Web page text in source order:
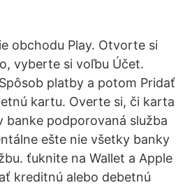
obchodu Play. Otvorte si
vyberte si voľbu Účet.
platby a potom Pridať
kartu. Overte si, či karta
banke podporovaná služba
ešte nie všetky banky
ťuknite na Wallet a Apple
kreditnú alebo debetnú